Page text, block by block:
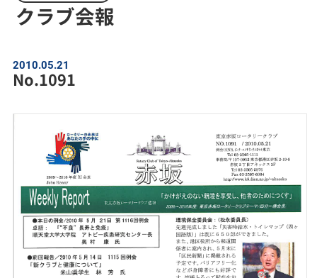
クラブ会報
2010.05.21
No.1091